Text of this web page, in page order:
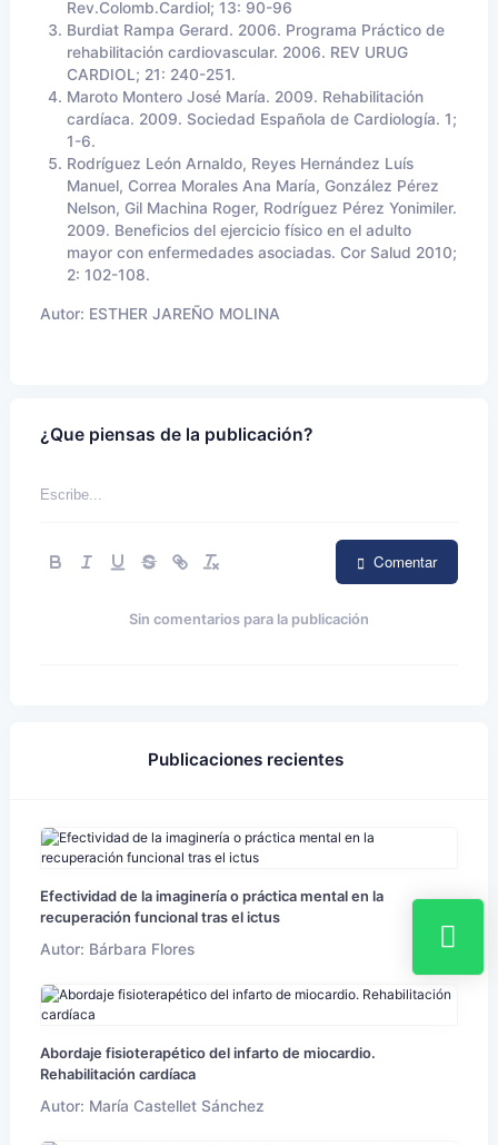
Rev.Colomb.Cardiol; 13: 90-96
Burdiat Rampa Gerard. 2006. Programa Práctico de
rehabilitación cardiovascular. 2006. REV URUG
CARDIOL; 21: 240-251.
Maroto Montero José María. 2009. Rehabilitación
cardíaca. 2009. Sociedad Española de Cardiología. 1;
1-6.
Rodríguez León Arnaldo, Reyes Hernández Luís
Manuel, Correa Morales Ana María, González Pérez
Nelson, Gil Machina Roger, Rodríguez Pérez Yonimiler.
2009. Beneficios del ejercicio físico en el adulto
mayor con enfermedades asociadas. Cor Salud 2010;
2: 102-108.
Autor: ESTHER JAREÑO MOLINA
¿Que piensas de la publicación?
Comentar
Sin comentarios para la publicación
Publicaciones recientes
Efectividad de la imaginería o práctica mental en la
recuperación funcional tras el ictus
Autor: Bárbara Flores
Abordaje fisioterapético del infarto de miocardio.
Rehabilitación cardíaca
Autor: María Castellet Sánchez